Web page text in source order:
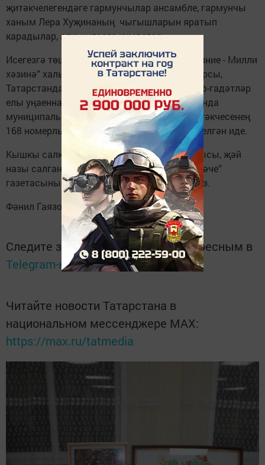
җитәкчелегендәге гармунчылар ансамбле, гармунчы
ханым Лера Хуҗинаның чыгышларын яратып
карадылар, алкышларга күмделәр.
Исегезгә төшерәбез, “Национальные достояние - Милли
хәзинә” халык фольклоры фестиваль конкурсы,
Татарстанда Милли мәдәниятләр һәм гореф-гадәтләр
елы уңаеннан, агымдагы елның 24 августында
муниципаль район башкарма комитеты җитәкчесенең
168 номерлы боерыгы нигезендә игълан ителгән иде.
Кышкы салкын кичтә күңелләргә җәй җылысы, җәй
назы салган концерт турында тулырак “Теләче”
газетасының киләсе саныннан укый аласыз.
Фәнил Гаязов
Следите за самым важным и интересным в
Telegram-каналеТатмедиа
Читайте новости Татарстана в
национальном мессенджере MАХ:
https://max.ru/tatmedia